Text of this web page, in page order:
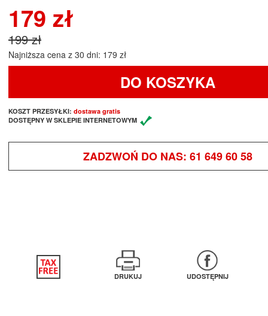
179 zł
199 zł
Najniższa cena z 30 dni: 179 zł
DO KOSZYKA
KOSZT PRZESYŁKI: dostawa gratis
DOSTĘPNY W SKLEPIE INTERNETOWYM
ZADZWOŃ DO NAS: 61 649 60 58
DRUKUJ UDOSTĘPNIJ